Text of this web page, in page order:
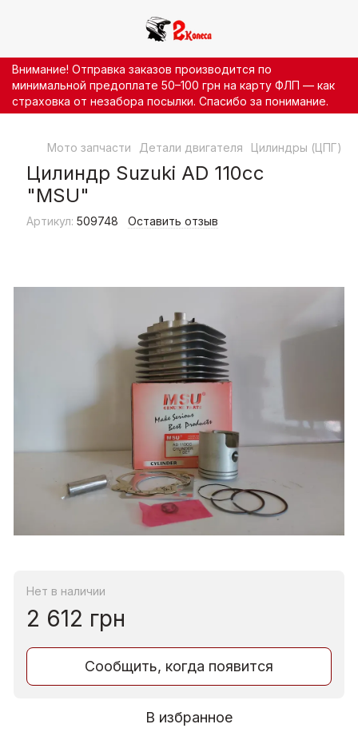
Внимание! Отправка заказов производится по
минимальной предоплате 50–100 грн на карту ФЛП — как
страховка от незабора посылки. Спасибо за понимание.
Мото запчасти Детали двигателя Цилиндры (ЦПГ)
Цилиндр Suzuki AD 110cc
"MSU"
Артикул: 509748 Оставить отзыв
Нет в наличии
2 612 грн
Сообщить, когда появится
В избранное